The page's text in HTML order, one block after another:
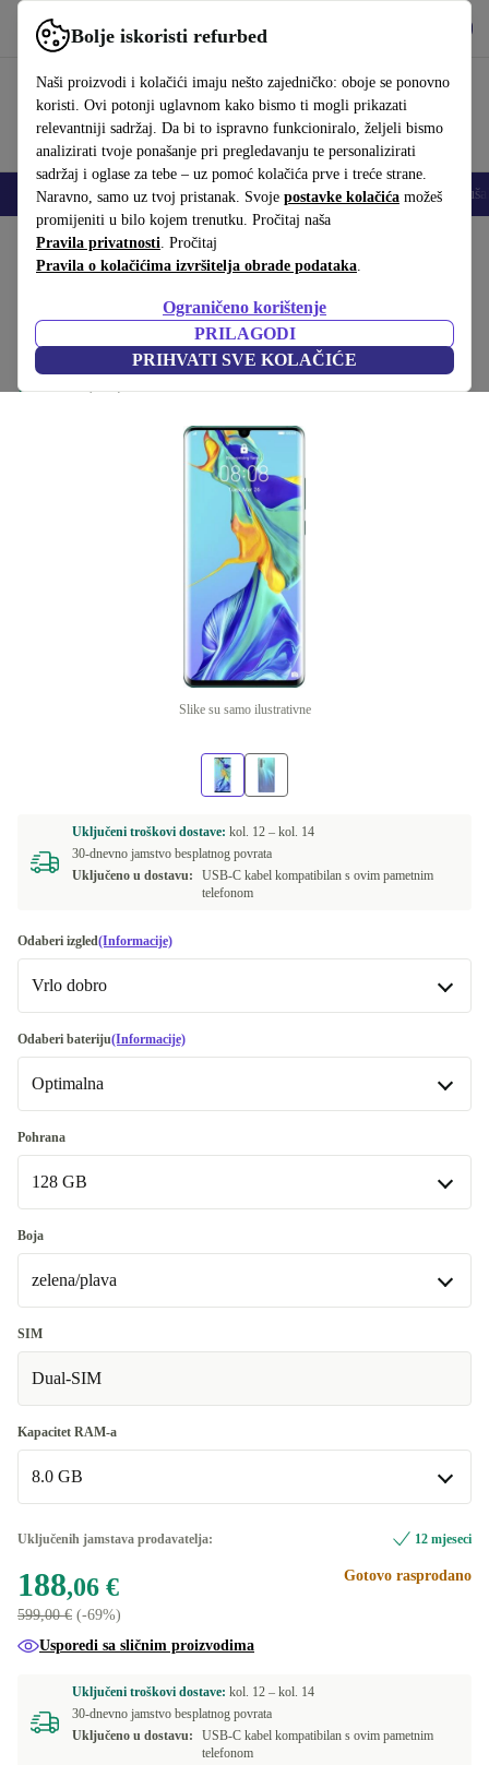
Bolje iskoristi refurbed
Naši proizvodi i kolačići imaju nešto zajedničko: oboje se ponovno
koristi. Ovi potonji uglavnom kako bismo ti mogli prikazati
relevantniji sadržaj. Da bi to ispravno funkcioniralo, željeli bismo
analizirati tvoje ponašanje pri pregledavanju te personalizirati
sadržaj i oglase za tebe – uz pomoć kolačića prve i treće strane.
Naravno, samo uz tvoj pristanak. Svoje postavke kolačića možeš
promijeniti u bilo kojem trenutku. Pročitaj naša
Pravila privatnosti. Pročitaj
Pravila o kolačićima izvršitelja obrade podataka.
Ograničeno korištenje
PRILAGODI
PRIHVATI SVE KOLAČIĆE
Koristi refurbed brzo i jednostavno
Mobiteli Prijenosna računala Tableti Pametni satovi Dodaci
Početna stranica Proizvodi Mobiteli i pametni telefoni
Huawei P30 Pro
8 GB | 128 GB | Dual-SIM | Aurora 188,06 €
599,00 €
Slike su samo ilustrativne
Uključeni troškovi dostave: kol. 12 – kol. 14
30-dnevno jamstvo besplatnog povrata
Uključeno u dostavu:
USB-C kabel kompatibilan s ovim pametnim
telefonom
Odaberi izgled(Informacije)
Vrlo dobro
Vrlo dobro
Odlično +106,93 €
Odaberi bateriju(Informacije)
Optimalna
Optimalna
Dostupno u drugim kombinacijama
Nova
Pohrana
128 GB
128 GB
Dostupno u drugim kombinacijama
256 GB
Boja
zelena/plava
zelena/plava
bijela/ljubičasta
crna
Dostupno u drugim kombinacijama
plava
SIM
Dual-SIM
Kapacitet RAM-a
8.0 GB
8.0 GB
Uključenih jamstava prodavatelja: 12 mjeseci
188,06 €
599,00 € (-69%)
Gotovo rasprodano
Usporedi sa sličnim proizvodima
Uključeni troškovi dostave: kol. 12 – kol. 14
30-dnevno jamstvo besplatnog povrata
Uključeno u dostavu:
USB-C kabel kompatibilan s ovim pametnim
telefonom